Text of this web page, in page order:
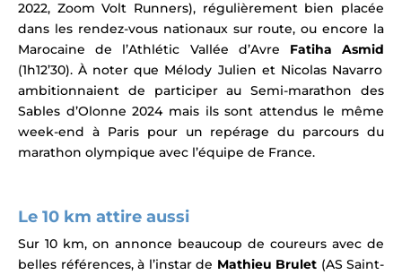
2022, Zoom Volt Runners), régulièrement bien placée
dans les rendez-vous nationaux sur route, ou encore la
Marocaine de l’Athlétic Vallée d’Avre Fatiha Asmid
(1h12’30).À noter que Mélody Julien et Nicolas Navarro
ambitionnaient de participer au Semi-marathon des
Sables d’Olonne 2024 mais ils sont attendus le même
week-end à Paris pour un repérage du parcours du
marathon olympique avec l’équipe de France.
Le 10 km attire aussi
Sur 10 km, on annonce beaucoup de coureurs avec de
belles références, à l’instar de Mathieu Brulet (AS Saint-